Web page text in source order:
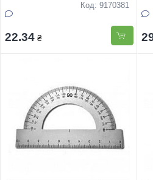
Код: 9170381
22.34 ₴